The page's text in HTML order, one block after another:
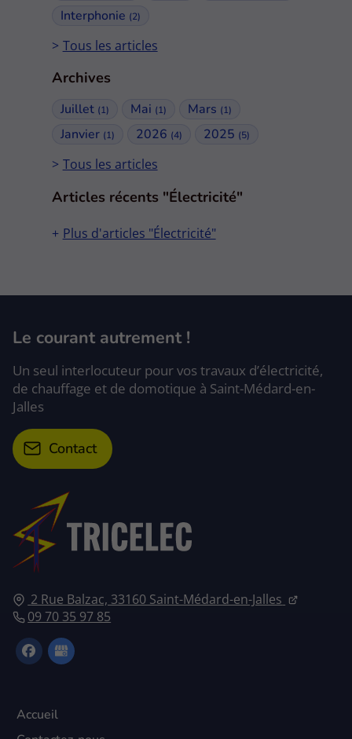
Interphonie (2)
Tous les articles
Archives
Juillet (1) Mai (1) Mars (1)
Janvier (1) 2026 (4) 2025 (5)
Tous les articles
Articles récents "Électricité"
Plus d'articles "Électricité"
2 Rue Balzac, 33160 Saint-Médard-en-Jalles
09 70 35 97 85
Accueil
Le courant autrement !
Un seul interlocuteur pour vos travaux d’électricité,
de chauffage et de domotique à Saint-Médard-en-
Jalles
Contact